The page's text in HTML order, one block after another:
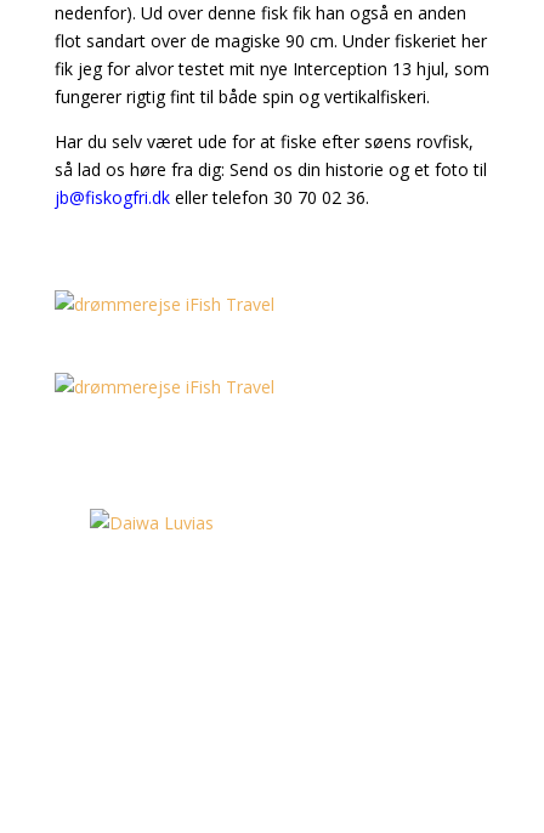
nedenfor). Ud over denne fisk fik han også en anden
flot sandart over de magiske 90 cm. Under fiskeriet her
fik jeg for alvor testet mit nye Interception 13 hjul, som
fungerer rigtig fint til både spin og vertikalfiskeri.
Har du selv været ude for at fiske efter søens rovfisk,
så lad os høre fra dig: Send os din historie og et foto til
jb@fiskogfri.dkeller telefon 30 70 02 36.